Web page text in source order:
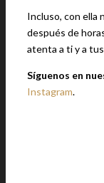
Incluso, con ella
después de
atenta a ti y a
Síguenos en
Instagram.